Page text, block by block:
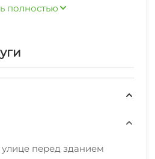
номер имеет
"Магнит", сбербанк,
полностью
перед зданием